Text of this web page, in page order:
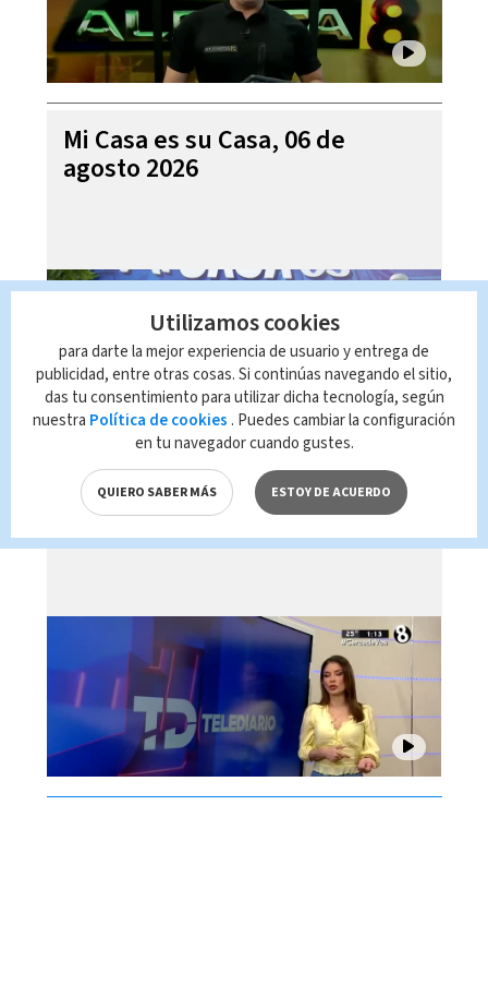
Mi Casa es su Casa, 06 de
agosto 2026
Telediario En Directo con Paula
Brenes, 06 de agosto 2026
Utilizamos cookies
para darte la mejor experiencia de usuario y entrega de
publicidad, entre otras cosas. Si continúas navegando el sitio,
das tu consentimiento para utilizar dicha tecnología, según
nuestra Política de cookies . Puedes cambiar la configuración
en tu navegador cuando gustes.
QUIERO SABER MÁS ESTOY DE ACUERDO